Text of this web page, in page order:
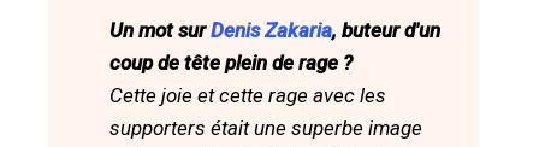
Un mot surDenis Zakaria, buteur d'un
coup de tête plein de rage ?
Cette joie et cette rage avec les
supporters était une superbe image